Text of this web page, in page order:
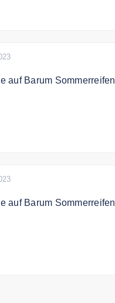
auf Barum Sommerreifen
auf Barum Sommerreifen